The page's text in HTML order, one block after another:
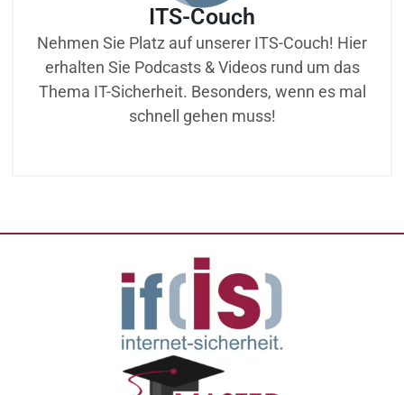
ITS-Couch
Nehmen Sie Platz auf unserer ITS-Couch! Hier
erhalten Sie Podcasts & Videos rund um das
Thema IT-Sicherheit. Besonders, wenn es mal
schnell gehen muss!